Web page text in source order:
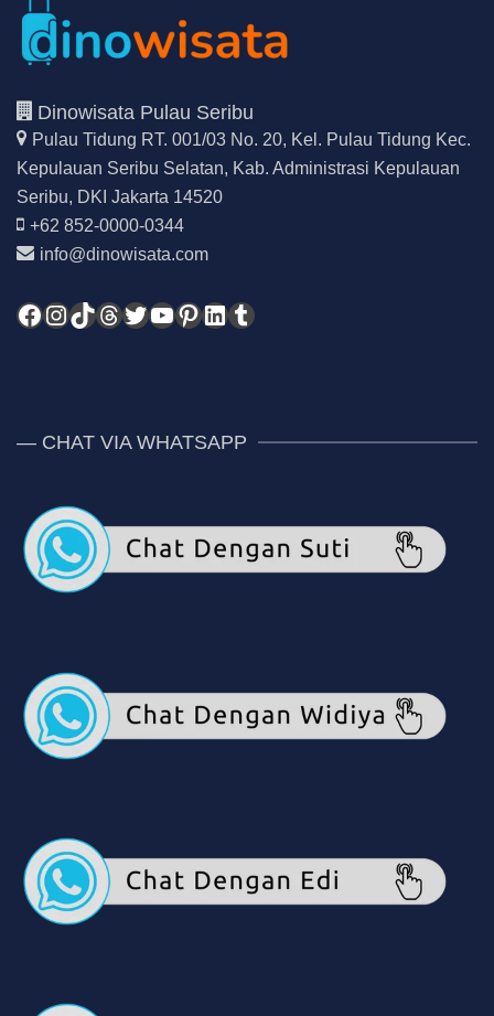
Dinowisata Pulau Seribu
Pulau Tidung RT. 001/03 No. 20, Kel. Pulau Tidung Kec.
Kepulauan Seribu Selatan, Kab. Administrasi Kepulauan
Seribu, DKI Jakarta 14520
+62 852-0000-0344
info@dinowisata.com
Facebook
Instagram
TikTok
Threads
Twitter
YouTube
Pinterest
LinkedIn
Tumblr
— CHAT VIA WHATSAPP